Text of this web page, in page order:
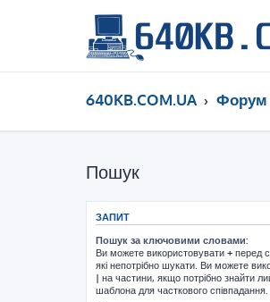
640KB.COM.UA Форум
Пошук
ЗАПИТ
Пошук за ключовими словами:
Ви можете використовувати + перед
які непотрібно шукати. Ви можете
| на частини, якщо потрібно знайти
шаблона для часткового співпадання.